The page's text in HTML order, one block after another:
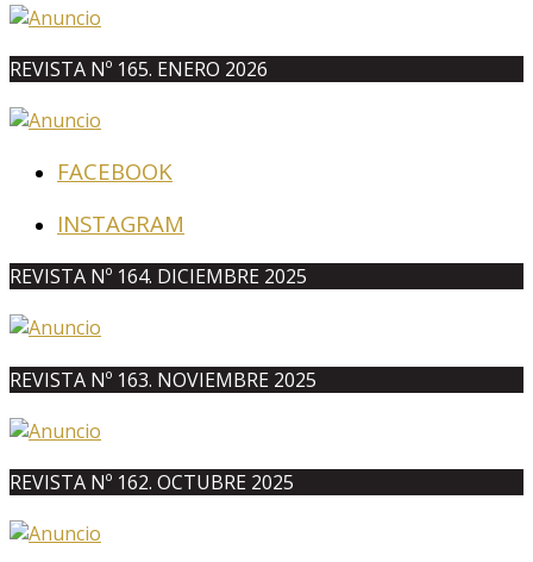
REVISTA Nº 165. ENERO 2026
FACEBOOK
INSTAGRAM
REVISTA Nº 164. DICIEMBRE 2025
REVISTA Nº 163. NOVIEMBRE 2025
REVISTA Nº 162. OCTUBRE 2025